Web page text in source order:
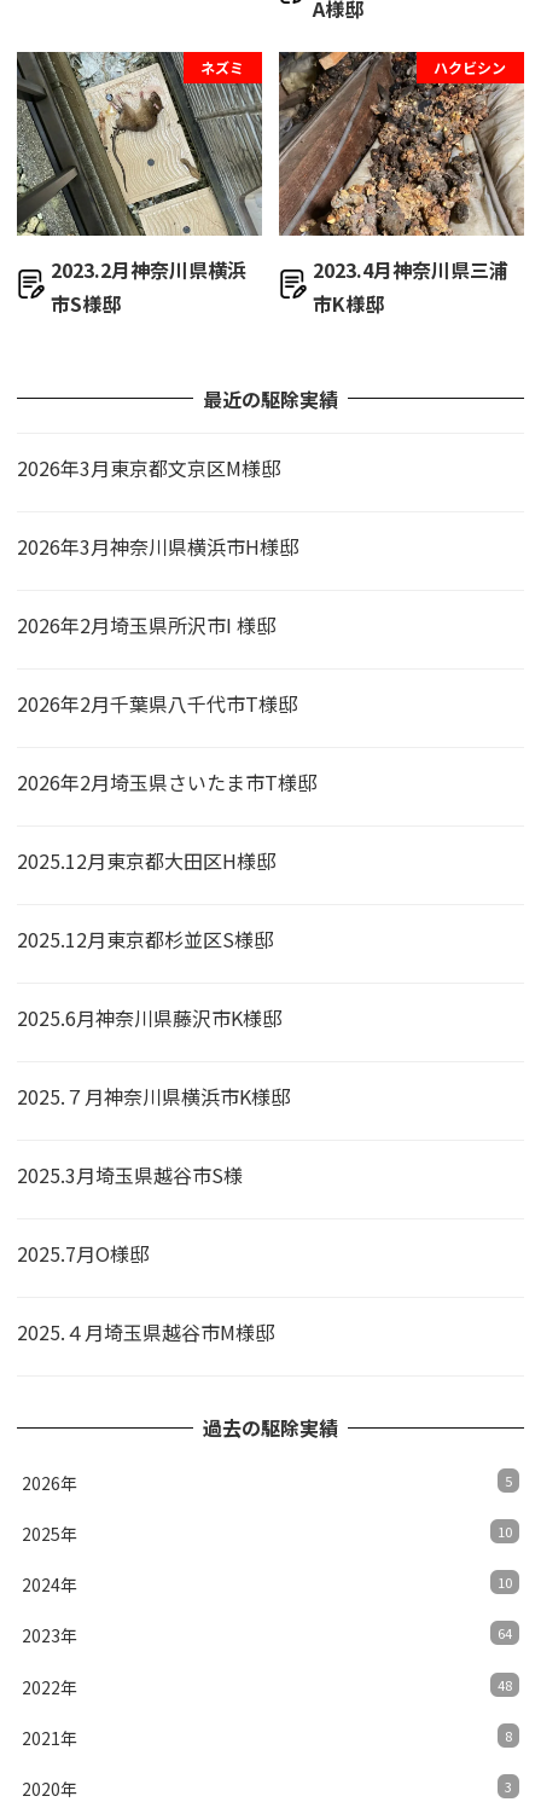
A様邸
ネズミ
2023.2月神奈川県横浜
市S様邸
ハクビシン
2023.4月神奈川県三浦
市K様邸
最近の駆除実績
2026年3月東京都文京区M様邸
2026年3月神奈川県横浜市H様邸
2026年2月埼玉県所沢市I 様邸
2026年2月千葉県八千代市T様邸
2026年2月埼玉県さいたま市T様邸
2025.12月東京都大田区H様邸
2025.12月東京都杉並区S様邸
2025.6月神奈川県藤沢市K様邸
2025.７月神奈川県横浜市K様邸
2025.3月埼玉県越谷市S様
2025.7月O様邸
2025.４月埼玉県越谷市M様邸
過去の駆除実績
2026年 5
2025年 10
2024年 10
2023年 64
2022年 48
2021年 8
2020年 3